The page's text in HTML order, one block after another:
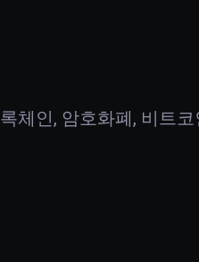
체인, 암호화폐, 비트